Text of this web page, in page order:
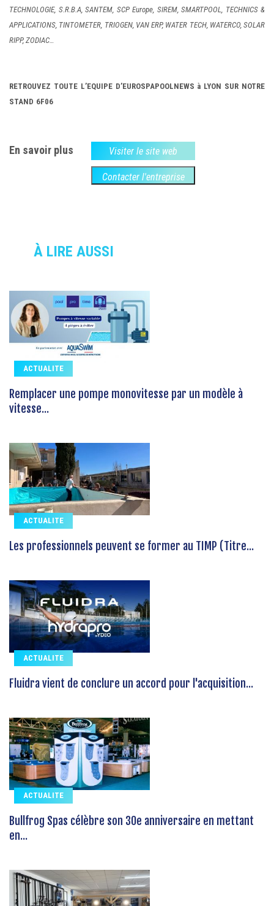
TECHNOLOGIE, S.R.B.A, SANTEM, SCP Europe, SIREM, SMARTPOOL, TECHNICS &
APPLICATIONS, TINTOMETER, TRIOGEN, VAN ERP, WATER TECH, WATERCO, SOLAR
RIPP, ZODIAC…
RETROUVEZ TOUTE L’EQUIPE D’EUROSPAPOOLNEWS à LYON SUR NOTRE
STAND 6F06
En savoir plus Visiter le site web
Contacter l'entreprise
À LIRE AUSSI
ACTUALITE
Remplacer une pompe monovitesse par un modèle à
vitesse...
ACTUALITE
Les professionnels peuvent se former au TIMP (Titre...
ACTUALITE
Fluidra vient de conclure un accord pour l'acquisition...
ACTUALITE
Bullfrog Spas célèbre son 30e anniversaire en mettant
en...